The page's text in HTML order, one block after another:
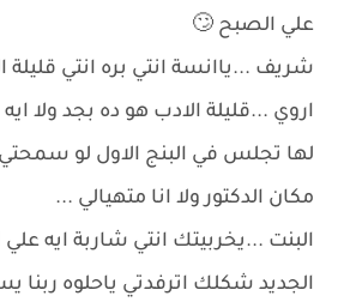
علي الصبح 🙄
شريف ...ياانسة انتي بره انتي قليلة
اروي ...قليلة الادب هو ده بجد ولا
لها تجلس في البنج الاول لو
مكان الدكتور ولا انا متهيالي ...
البنت ...يخربيتك انتي شاربة ايه علي
الجديد شكلك اترفدتي ياحلوه ربنا